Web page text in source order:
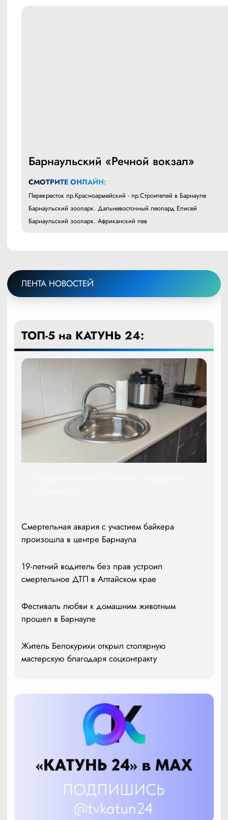
Барнаульский «Речной вокзал»
СМОТРИТЕ ОНЛАЙН:
Перекресток пр.Красноармейский - пр.Строителей в Барнауле
Барнаульский зоопарк. Дальневосточный леопард Елисей
Барнаульский зоопарк. Африканский лев
ЛЕНТА НОВОСТЕЙ
ТОП-5 на КАТУНЬ 24:
Смертельная авария с участием байкера
произошла в центре Барнаула
19-летний водитель без прав устроил
смертельное ДТП в Алтайском крае
Фестиваль любви к домашним животным
прошел в Барнауле
Житель Белокурихи открыл столярную
мастерскую благодаря соцконтракту